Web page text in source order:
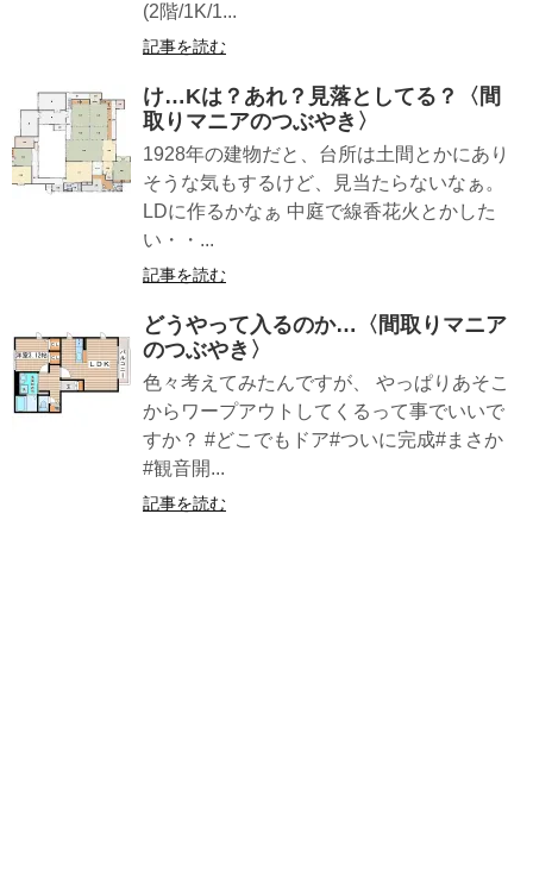
(2階/1K/1...
記事を読む
け…Kは？あれ？見落としてる？〈間
取りマニアのつぶやき〉
1928年の建物だと、台所は土間とかにあり
そうな気もするけど、見当たらないなぁ。
LDに作るかなぁ 中庭で線香花火とかした
い・・...
記事を読む
どうやって入るのか…〈間取りマニア
のつぶやき〉
色々考えてみたんですが、 やっぱりあそこ
からワープアウトしてくるって事でいいで
すか？ #どこでもドア#ついに完成#まさか
#観音開...
記事を読む